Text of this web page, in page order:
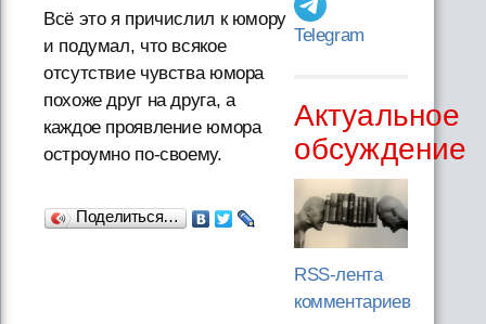
Всё это я причислил к юмору
и подумал, что всякое
отсутствие чувства юмора
похоже друг на друга, а
каждое проявление юмора
остроумно по-своему.
Поделиться…
Telegram
Актуальное
обсуждение
RSS-лента
комментариев